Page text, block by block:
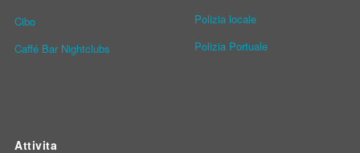
Cibo
Caffé Bar Nightclubs
Polizia locale
Polizia Portuale
Attivita